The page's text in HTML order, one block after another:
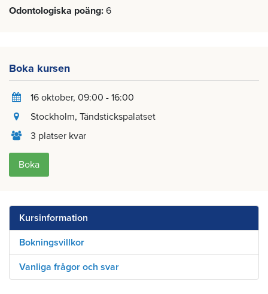
Odontologiska poäng 6
Boka kursen
16 oktober, 09:00 - 16:00
Stockholm, Tändstickspalatset
3 platser kvar
Boka
Kursinformation
Bokningsvillkor
Vanliga frågor och svar